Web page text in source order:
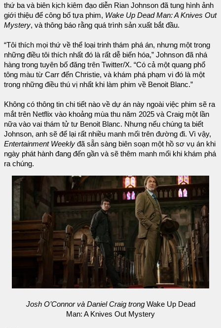
thứ ba và biên kịch kiêm đạo diễn Rian Johnson đã tung hình ảnh
giới thiệu để công bố tựa phim, Wake Up Dead Man: A Knives Out
Mystery, và thông báo rằng quá trình sản xuất bắt đầu.
“Tôi thích mọi thứ về thể loại trinh thám phá án, nhưng một trong
những điều tôi thích nhất đó là rất dễ biến hóa,” Johnson đã nhá
hàng trong tuyên bố đăng trên Twitter/X. “Có cả một quang phổ
tông màu từ Carr đến Christie, và khám phá phạm vi đó là một
trong những điều thú vị nhất khi làm phim về Benoit Blanc.”
Không có thông tin chi tiết nào về dự án này ngoài việc phim sẽ ra
mắt trên Netflix vào khoảng mùa thu năm 2025 và Craig một lần
nữa vào vai thám tử tư Benoit Blanc. Nhưng nếu chúng ta biết
Johnson, anh sẽ để lại rất nhiều manh mối trên đường đi. Vì vậy,
Entertainment Weekly đã sẵn sàng biên soạn một hồ sơ vụ án khi
ngày phát hành đang đến gần và sẽ thêm manh mối khi khám phá
ra chúng.
Josh O’Connor và Daniel Craig trongWake Up Dead
Man: A Knives Out Mystery